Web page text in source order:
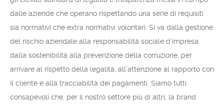
dalle aziende che operano rispettando una serie di requisiti
sia normativi che extra normativi volontari. Si va dalla gestione
del rischio aziendale alla responsabilità sociale d’impresa,
dalla sostenibilità alla prevenzione della corruzione, per
arrivare al rispetto della legalità, all’attenzione al rapporto con
il cliente e alla tracciabilità dei pagamenti. Siamo tutti
consapevoli che, per il nostro settore più di altri, la brand